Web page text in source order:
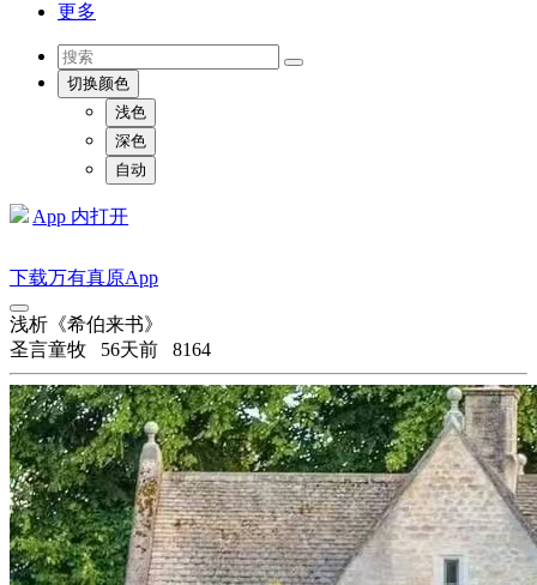
更多
切换颜色
浅色
深色
自动
App 内打开
下载万有真原App
浅析《希伯来书》
圣言童牧 56天前 8164